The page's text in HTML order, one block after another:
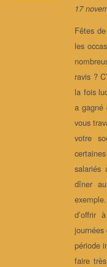
17
Fêtes
les
ravis ?
la fois
a gagné
vous
votre
salariés
dîner
d’offrir
journées
période
faire